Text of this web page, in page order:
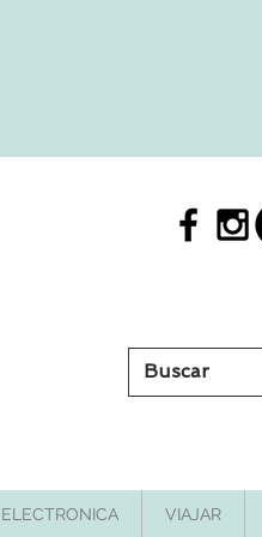
ELECTRONICA VIAJAR